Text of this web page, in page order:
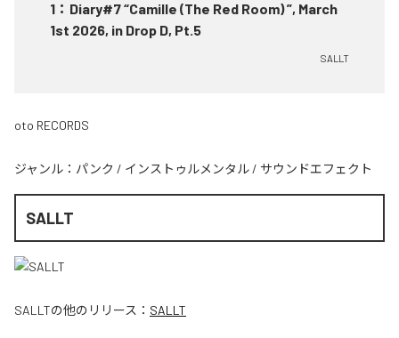
1 ： Diary#7 “Camille (The Red Room) ”, March
1st 2026, in Drop D, Pt.5
SALLT
oto RECORDS
ジャンル： パンク / インストゥルメンタル / サウンドエフェクト
SALLT
SALLTの他のリリース： SALLT